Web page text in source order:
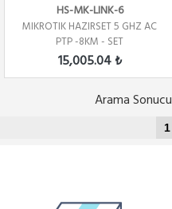
HS-MK-LINK-6
MIKROTIK HAZIRSET 5 GHZ AC
PTP -8KM - SET
15,005.04 ₺
Arama Sonucu
1